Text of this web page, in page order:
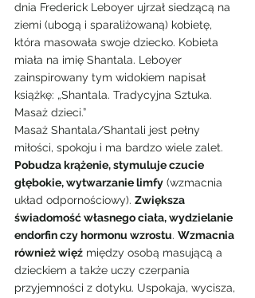
dnia Frederick Leboyer ujrzał siedzącą na
ziemi (ubogą i sparaliżowaną) kobietę,
która masowała swoje dziecko. Kobieta
miała na imię Shantala. Leboyer
zainspirowany tym widokiem napisał
książkę: „Shantala. Tradycyjna Sztuka.
Masaż dzieci.”
Masaż Shantala/Shantali jest pełny
miłości, spokoju i ma bardzo wiele zalet.
Pobudza krążenie, stymuluje czucie
głębokie, wytwarzanie limfy (wzmacnia
układ odpornościowy). Zwiększa
świadomość własnego ciała, wydzielanie
endorfin czy hormonu wzrostu. Wzmacnia
również więź między osobą masującą a
dzieckiem a także uczy czerpania
przyjemności z dotyku. Uspokaja, wycisza,